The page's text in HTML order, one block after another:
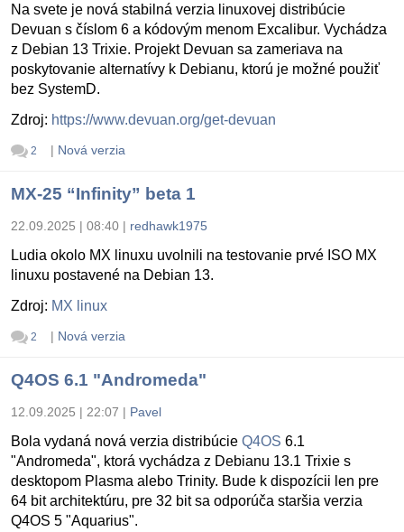
Na svete je nová stabilná verzia linuxovej distribúcie
Devuan s číslom 6 a kódovým menom Excalibur. Vychádza
z Debian 13 Trixie. Projekt Devuan sa zameriava na
poskytovanie alternatívy k Debianu, ktorú je možné použiť
bez SystemD.
Zdroj: https://www.devuan.org/get-devuan
2 | Nová verzia
MX-25 “Infinity” beta 1
22.09.2025 | 08:40 | redhawk1975
Ludia okolo MX linuxu uvolnili na testovanie prvé ISO MX
linuxu postavené na Debian 13.
Zdroj: MX linux
2 | Nová verzia
Q4OS 6.1 "Andromeda"
12.09.2025 | 22:07 | Pavel
Bola vydaná nová verzia distribúcie Q4OS 6.1
"Andromeda", ktorá vychádza z Debianu 13.1 Trixie s
desktopom Plasma alebo Trinity. Bude k dispozícii len pre
64 bit architektúru, pre 32 bit sa odporúča staršia verzia
Q4OS 5 "Aquarius".